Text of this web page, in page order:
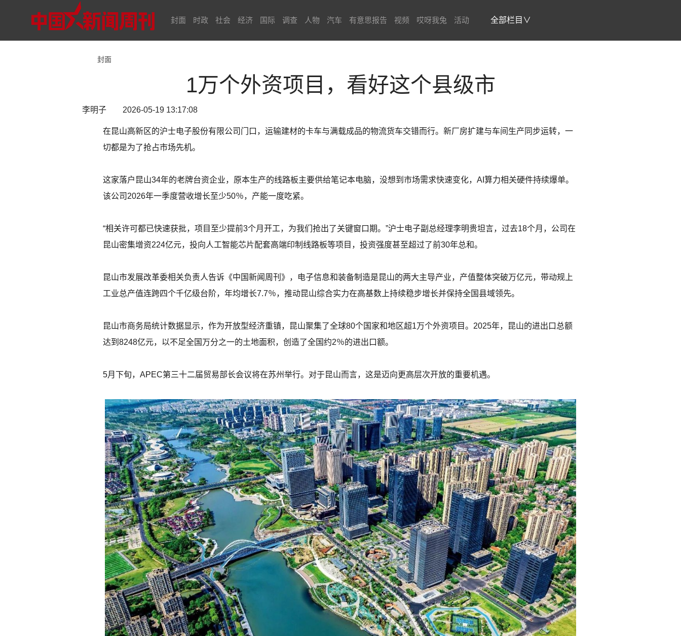
封面 时政 社会 经济 国际 调查 人物 汽车 有意思报告 视频 哎呀我兔 活动 全部栏目∨
封面
1万个外资项目，看好这个县级市
李明子 2026-05-19 13:17:08
在昆山高新区的沪士电子股份有限公司门口，运输建材的卡车与满载成品的物流货车交错而行。新厂房扩建与车间生产同步运转，一
切都是为了抢占市场先机。
这家落户昆山34年的老牌台资企业，原本生产的线路板主要供给笔记本电脑，没想到市场需求快速变化，AI算力相关硬件持续爆单。
该公司2026年一季度营收增长至少50％，产能一度吃紧。
“相关许可都已快速获批，项目至少提前3个月开工，为我们抢出了关键窗口期。”沪士电子副总经理李明贵坦言，过去18个月，公司在
昆山密集增资224亿元，投向人工智能芯片配套高端印制线路板等项目，投资强度甚至超过了前30年总和。
昆山市发展改革委相关负责人告诉《中国新闻周刊》，电子信息和装备制造是昆山的两大主导产业，产值整体突破万亿元，带动规上
工业总产值连跨四个千亿级台阶，年均增长7.7％，推动昆山综合实力在高基数上持续稳步增长并保持全国县域领先。
昆山市商务局统计数据显示，作为开放型经济重镇，昆山聚集了全球80个国家和地区超1万个外资项目。2025年，昆山的进出口总额
达到8248亿元，以不足全国万分之一的土地面积，创造了全国约2％的进出口额。
5月下旬，APEC第三十二届贸易部长会议将在苏州举行。对于昆山而言，这是迈向更高层次开放的重要机遇。